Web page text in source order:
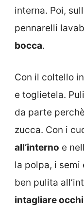
interna. Poi,
pennarelli
bocca.
Con il coltello
e toglietela.
da parte
zucca. Con i
all’interno e
la polpa, i semi
ben pulita
intagliare